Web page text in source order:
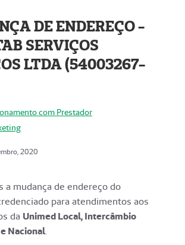
DE ENDEREÇO -
SERVIÇOS
LTDA (54003267-
com Prestador
2020
a mudança de endereço do
para atendimentos aos
da Unimed Local, Intercâmbio
Nacional.